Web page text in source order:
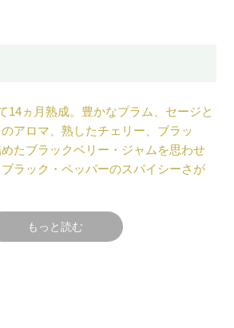
14ヵ月熟成。豊かなプラム、セージと
アロマ、熟したチェリー、ブラッ
たブラックベリー・ジャムを思わせ
ラック・ペッパーのスパイシーさが
もっと読む